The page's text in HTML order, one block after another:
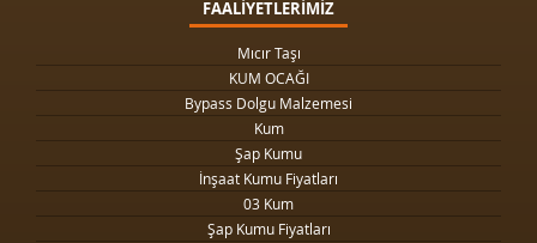
FAALİYETLERİMİZ
Mıcır Taşı
KUM OCAĞI
Bypass Dolgu Malzemesi
Kum
Şap Kumu
İnşaat Kumu Fiyatları
03 Kum
Şap Kumu Fiyatları